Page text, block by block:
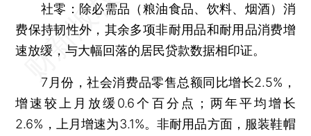
社零：除必需品（粮油食品、饮料、烟酒）消
费保持韧性外，其余多项非耐用品和耐用品消费增
速放缓，与大幅回落的居民贷款数据相印证。
7月份，社会消费品零售总额同比增长2.5%，
增速较上月放缓0.6个百分点；两年平均增长
2.6%，上月增速为3.1%。非耐用品方面，服装鞋帽